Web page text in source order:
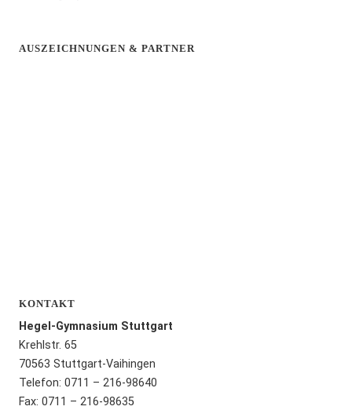
AUSZEICHNUNGEN & PARTNER
KONTAKT
Hegel-Gymnasium Stuttgart
Krehlstr. 65
70563 Stuttgart-Vaihingen
Telefon: 0711 – 216-98640
Fax: 0711 – 216-98635